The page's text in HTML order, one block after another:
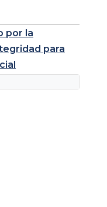
por la
para